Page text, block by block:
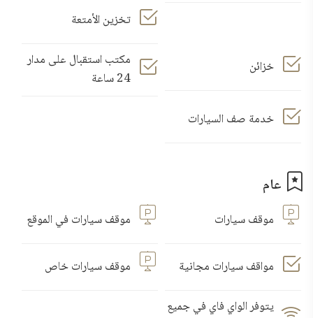
تخزين الأمتعة
خزائن
مكتب استقبال على مدار
24 ساعة
خدمة صف السيارات
عام
موقف سيارات موقف سيارات في الموقع
مواقف سيارات مجانية
موقف سيارات خاص
يتوفر الواي فاي في جميع